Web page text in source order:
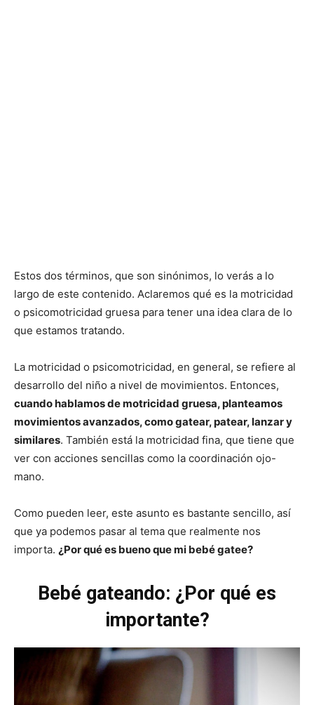
Estos dos términos, que son sinónimos, lo verás a lo
largo de este contenido. Aclaremos qué es la motricidad
o psicomotricidad gruesa para tener una idea clara de lo
que estamos tratando.
La motricidad o psicomotricidad, en general, se refiere al
desarrollo del niño a nivel de movimientos. Entonces,
cuando hablamos de motricidad gruesa, planteamos
movimientos avanzados, como gatear, patear, lanzar y
similares. También está la motricidad fina, que tiene que
ver con acciones sencillas como la coordinación ojo-
mano.
Como pueden leer, este asunto es bastante sencillo, así
que ya podemos pasar al tema que realmente nos
importa. ¿Por qué es bueno que mi bebé gatee?
Bebé gateando: ¿Por qué es
importante?